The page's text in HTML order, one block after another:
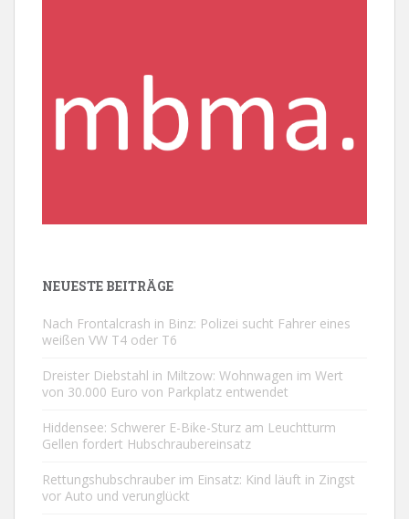
NEUESTE BEITRÄGE
Nach Frontalcrash in Binz: Polizei sucht Fahrer eines
weißen VW T4 oder T6
Dreister Diebstahl in Miltzow: Wohnwagen im Wert
von 30.000 Euro von Parkplatz entwendet
Hiddensee: Schwerer E-Bike-Sturz am Leuchtturm
Gellen fordert Hubschraubereinsatz
Rettungshubschrauber im Einsatz: Kind läuft in Zingst
vor Auto und verunglückt